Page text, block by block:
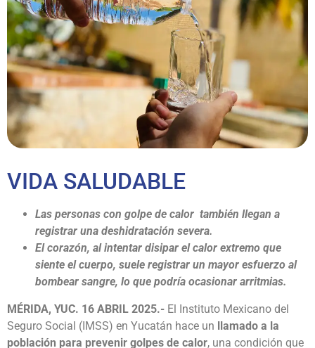
VIDA SALUDABLE
Las personas con golpe de calor también llegan a
registrar una deshidratación severa.
El corazón, al intentar disipar el calor extremo que
siente el cuerpo, suele registrar un mayor esfuerzo al
bombear sangre, lo que podría ocasionar arritmias.
MÉRIDA, YUC. 16 ABRIL 2025.- El Instituto Mexicano del
Seguro Social (IMSS) en Yucatán hace un llamado a la
población para prevenir golpes de calor, una condición que